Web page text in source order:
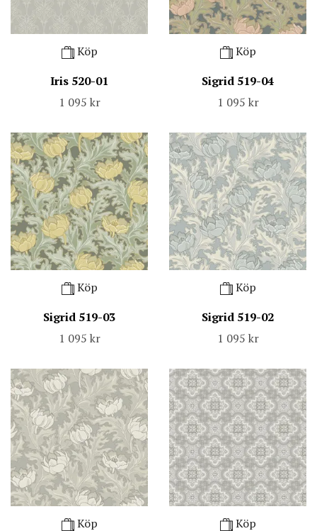
Köp
Iris 520-01
1 095 kr
Köp
Sigrid 519-04
1 095 kr
Köp
Sigrid 519-03
1 095 kr
Köp
Sigrid 519-02
1 095 kr
Köp
Köp